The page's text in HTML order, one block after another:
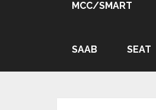
MCC/SMART
SAAB SEAT